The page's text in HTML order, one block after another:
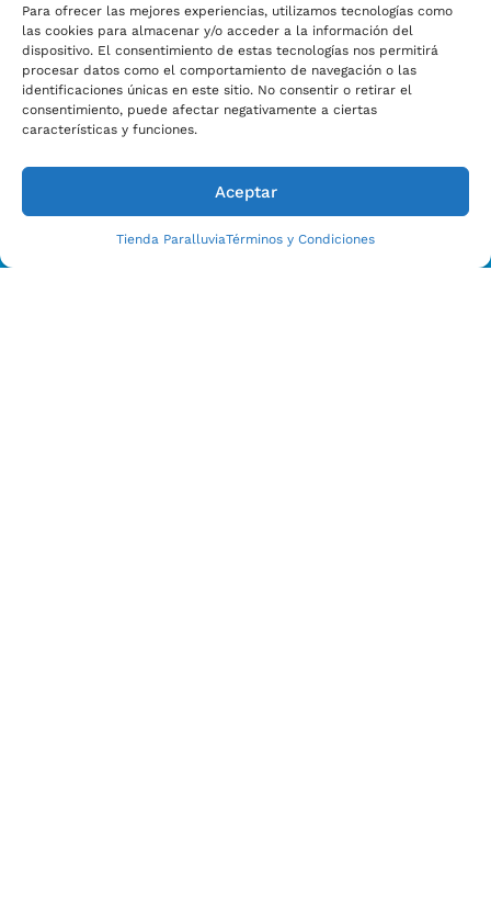
Para ofrecer las mejores experiencias, utilizamos tecnologías como
las cookies para almacenar y/o acceder a la información del
dispositivo. El consentimiento de estas tecnologías nos permitirá
procesar datos como el comportamiento de navegación o las
identificaciones únicas en este sitio. No consentir o retirar el
consentimiento, puede afectar negativamente a ciertas
características y funciones.
Aceptar
Tienda ParalluviaTérminos y Condiciones